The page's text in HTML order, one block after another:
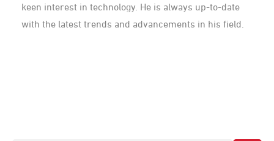
keen interest in technology. He is always up-to-date
with the latest trends and advancements in his field.